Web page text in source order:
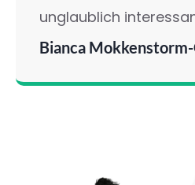
unglaublich
Bianca